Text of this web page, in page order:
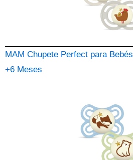
MAM Chupete Perfect para Bebés
+6 Meses